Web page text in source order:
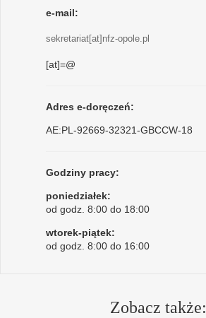
e-mail:
sekretariat[at]nfz-opole.pl
[at]=@
Adres e-doręczeń:
AE:PL-92669-32321-GBCCW-18
Godziny pracy:
poniedziałek:
od godz. 8:00 do 18:00
wtorek-piątek:
od godz. 8:00 do 16:00
Zobacz także: